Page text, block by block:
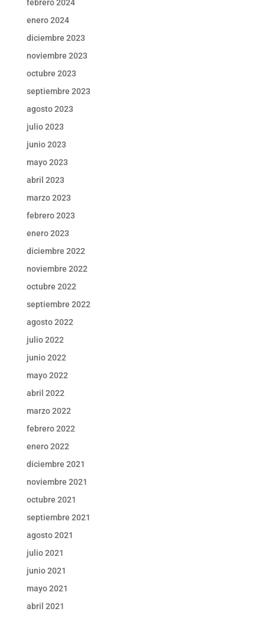
febrero 2024
enero 2024
diciembre 2023
noviembre 2023
octubre 2023
septiembre 2023
agosto 2023
julio 2023
junio 2023
mayo 2023
abril 2023
marzo 2023
febrero 2023
enero 2023
diciembre 2022
noviembre 2022
octubre 2022
septiembre 2022
agosto 2022
julio 2022
junio 2022
mayo 2022
abril 2022
marzo 2022
febrero 2022
enero 2022
diciembre 2021
noviembre 2021
octubre 2021
septiembre 2021
agosto 2021
julio 2021
junio 2021
mayo 2021
abril 2021